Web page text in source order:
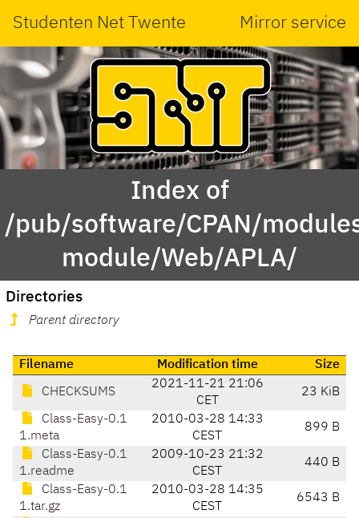
Studenten Net Twente Mirror service
Index of
/pub/software/CPAN/
module/Web/APLA/
Directories
Parent directory
Filename Modification time Size
CHECKSUMS
2021-11-21 21:06
CET
23 KiB
Class-Easy-0.1
1.meta
2010-03-28 14:33
CEST
899 B
Class-Easy-0.1
1.readme
2009-10-23 21:32
CEST
440 B
Class-Easy-0.1
1.tar.gz
2010-03-28 14:35
CEST
6543 B